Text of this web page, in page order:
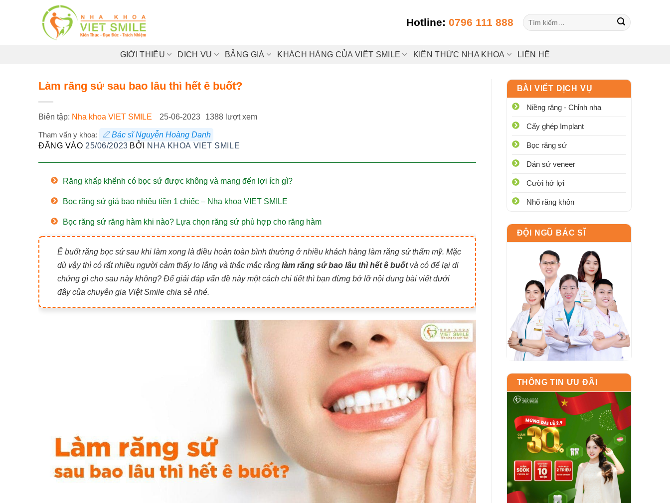
Hotline: 0796 111 888
Tìm
kiếm:
GIỚI THIỆU DỊCH VỤ BẢNG GIÁ KHÁCH HÀNG CỦA VIỆT SMILE KIẾN THỨC NHA KHOA LIÊN HỆ
Làm răng sứ sau bao lâu thì hết ê buốt?
Biên tập: Nha khoa VIET SMILE 25-06-2023 1388 lượt xem
Tham vấn y khoa:
Bác sĩ Nguyễn Hoàng Danh
ĐĂNG VÀO 25/06/2023 BỞI NHA KHOA VIET SMILE
Răng khấp khểnh có bọc sứ được không và mang đến lợi ích gì?
Bọc răng sứ giá bao nhiêu tiền 1 chiếc – Nha khoa VIET SMILE
Bọc răng sứ răng hàm khi nào? Lựa chọn răng sứ phù hợp cho răng hàm
Ê buốt răng bọc sứ sau khi làm xong là điều hoàn toàn bình thường ở nhiều khách hàng làm răng sứ thẩm mỹ. Mặc
dù vậy thì có rất nhiều người cảm thấy lo lắng và thắc mắc rằng làm răng sứ bao lâu thì hết ê buốtvà có để lại di
chứng gì cho sau này không? Để giải đáp vấn đề này một cách chi tiết thì bạn đừng bở lỡ nội dung bài viết dưới
đây của chuyên gia Việt Smile chia sẻ nhé.
BÀI VIẾT DỊCH VỤ
Niềng răng - Chỉnh nha
Cấy ghép Implant
Bọc răng sứ
Dán sứ veneer
Cười hở lợi
Nhổ răng khôn
ĐỘI NGŨ BÁC SĨ
THÔNG TIN ƯU ĐÃI